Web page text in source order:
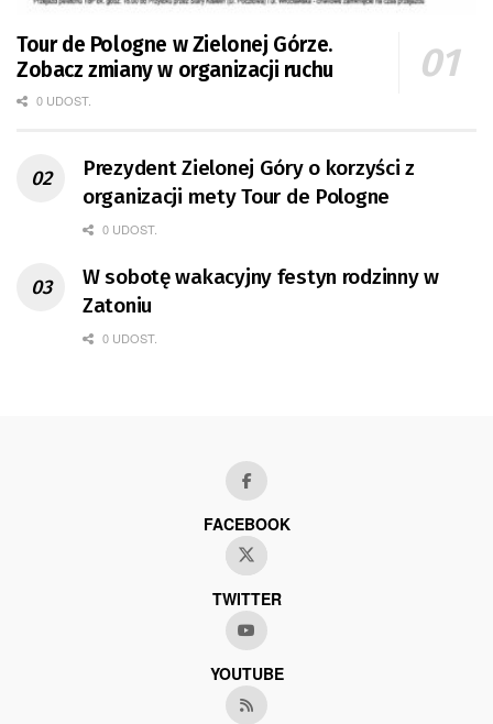
Tour de Pologne w Zielonej Górze.
Zobacz zmiany w organizacji ruchu
0 UDOST.
Prezydent Zielonej Góry o korzyści z
organizacji mety Tour de Pologne
0 UDOST.
W sobotę wakacyjny festyn rodzinny w
Zatoniu
0 UDOST.
FACEBOOK
TWITTER
YOUTUBE